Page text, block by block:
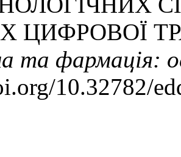
ЦИФРОВОЇ
та фармація:
10.32782/